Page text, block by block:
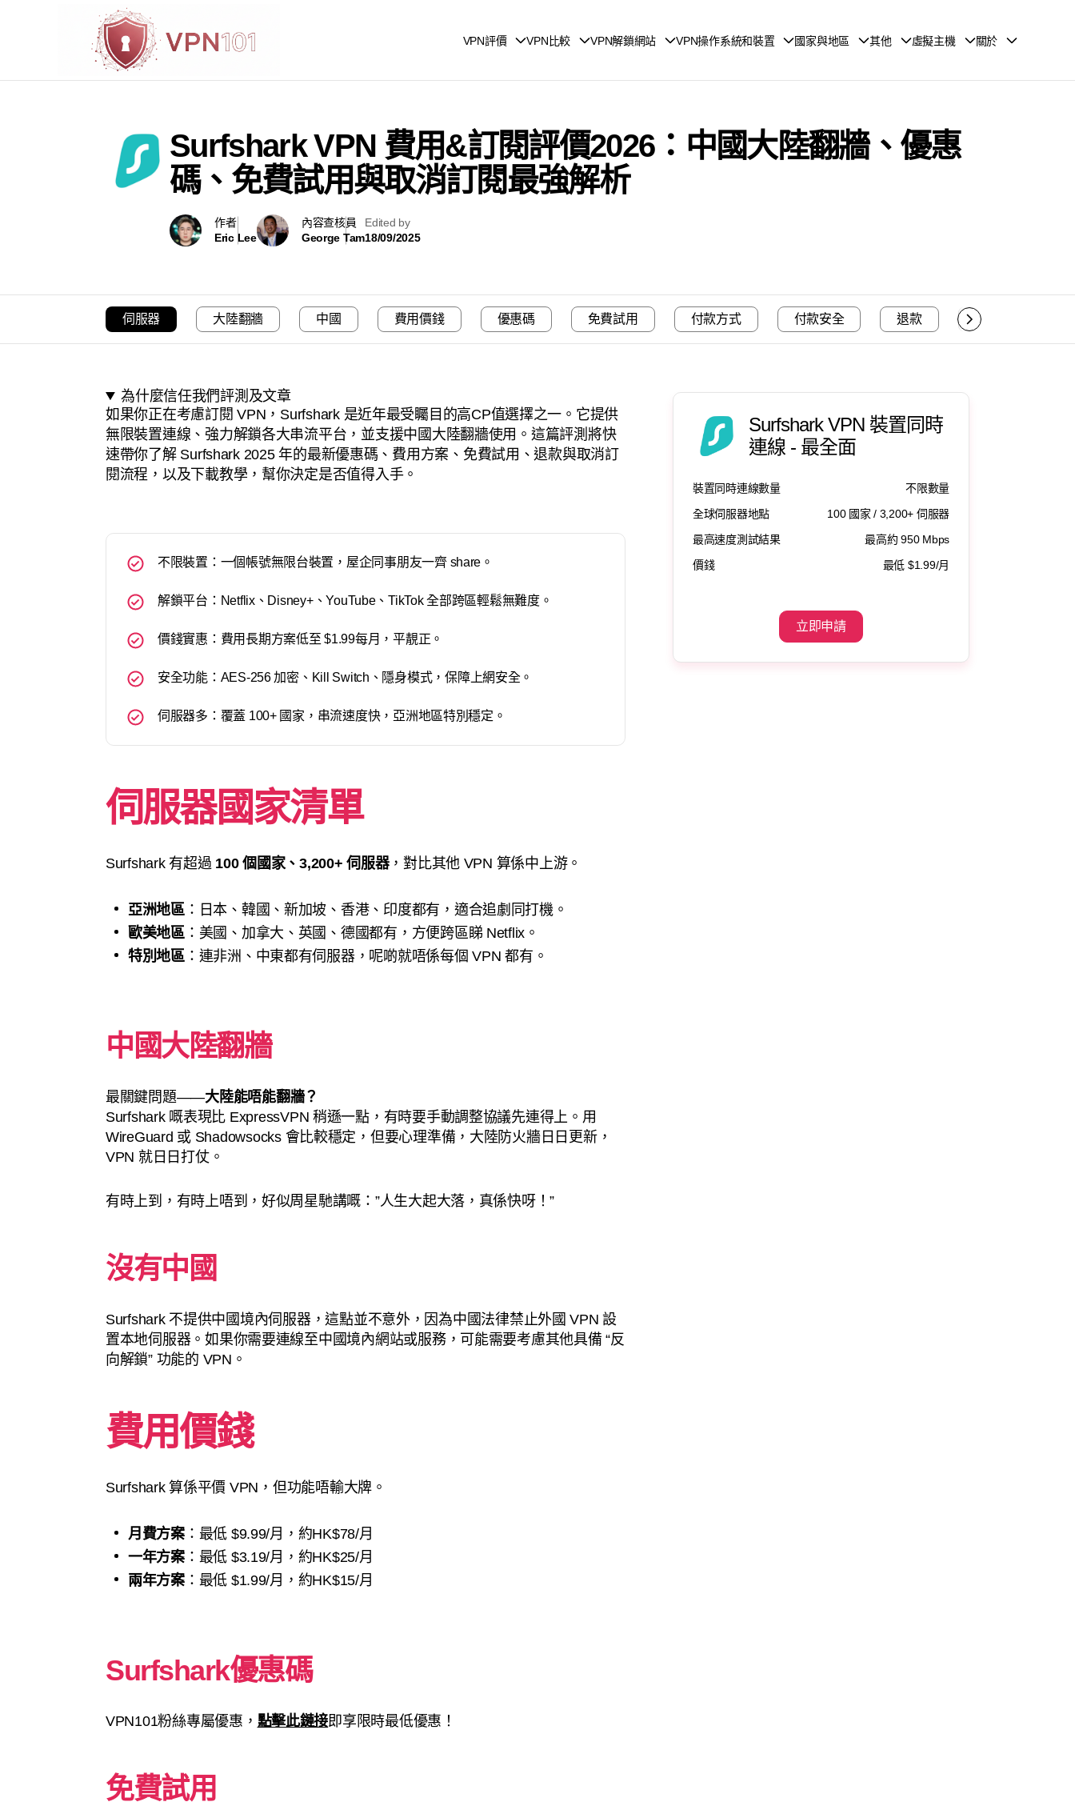
VPN評價 VPN比較 VPN解鎖網站 VPN操作系統和裝置 國家與地區 其他 虛擬主機 關於
Surfshark VPN 費用&訂閱評價2026：中國大陸翻牆、優惠
碼、免費試用與取消訂閱最強解析
作者
Eric Lee
內容查核員
George Tam
Edited by
18/09/2025
伺服器 大陸翻牆 中國 費用價錢 優惠碼 免費試用 付款方式 付款安全 退款 解鎖網站
為什麼信任我們評測及文章
如果你正在考慮訂閱 VPN，Surfshark 是近年最受矚目的高CP值選擇之一。它提供
無限裝置連線、強力解鎖各大串流平台，並支援中國大陸翻牆使用。這篇評測將快
速帶你了解 Surfshark 2025 年的最新優惠碼、費用方案、免費試用、退款與取消訂
閱流程，以及下載教學，幫你決定是否值得入手。
不限裝置：一個帳號無限台裝置，屋企同事朋友一齊 share。
解鎖平台：Netflix、Disney+、YouTube、TikTok 全部跨區輕鬆無難度。
價錢實惠：費用長期方案低至 $1.99每月，平靚正。
安全功能：AES-256 加密、Kill Switch、隱身模式，保障上網安全。
伺服器多：覆蓋 100+ 國家，串流速度快，亞洲地區特別穩定。
伺服器國家清單
Surfshark 有超過 100 個國家、3,200+ 伺服器，對比其他 VPN 算係中上游。
亞洲地區：日本、韓國、新加坡、香港、印度都有，適合追劇同打機。
歐美地區：美國、加拿大、英國、德國都有，方便跨區睇 Netflix。
特別地區：連非洲、中東都有伺服器，呢啲就唔係每個 VPN 都有。
中國大陸翻牆
最關鍵問題——大陸能唔能翻牆？
Surfshark 嘅表現比 ExpressVPN 稍遜一點，有時要手動調整協議先連得上。用
WireGuard 或 Shadowsocks 會比較穩定，但要心理準備，大陸防火牆日日更新，
VPN 就日日打仗。
有時上到，有時上唔到，好似周星馳講嘅：”人生大起大落，真係快呀！”
沒有中國
Surfshark 不提供中國境內伺服器，這點並不意外，因為中國法律禁止外國 VPN 設
置本地伺服器。如果你需要連線至中國境內網站或服務，可能需要考慮其他具備 “反
向解鎖” 功能的 VPN。
費用價錢
Surfshark 算係平價 VPN，但功能唔輸大牌。
月費方案：最低 $9.99/月，約HK$78/月
一年方案：最低 $3.19/月，約HK$25/月
兩年方案：最低 $1.99/月，約HK$15/月
Surfshark優惠碼
VPN101粉絲專屬優惠， 點擊此鏈接即享限時最低優惠！
免費試用
Surfshark VPN 裝置同時
連線 - 最全面
裝置同時連線數量
不限數量
全球伺服器地點
100 國家 / 3,200+ 伺服器
最高速度測試結果
最高約 950 Mbps
價錢
最低 $1.99/月
立即申請